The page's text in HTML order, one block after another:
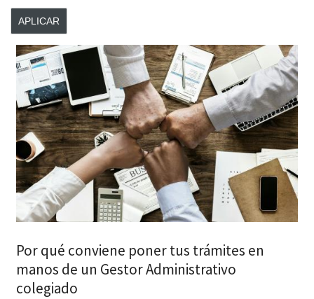
Por qué conviene poner tus trámites en
manos de un Gestor Administrativo
colegiado